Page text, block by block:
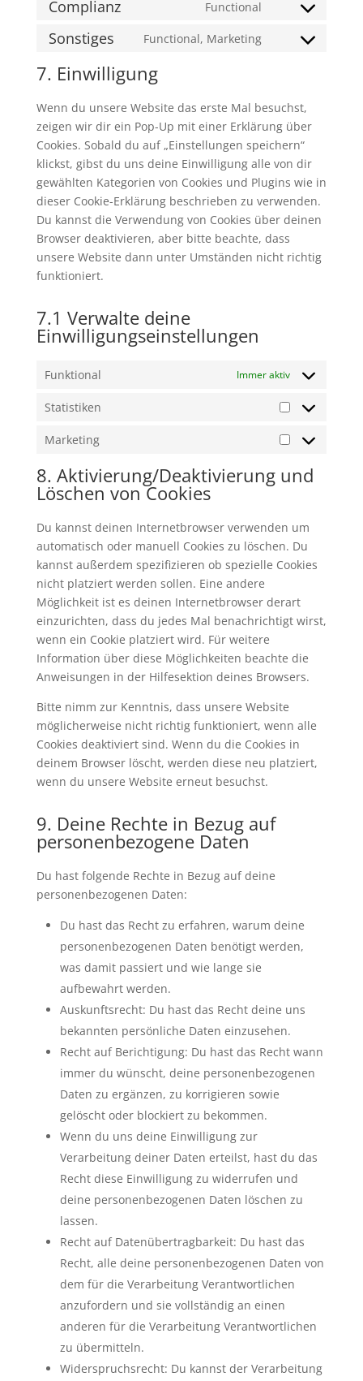
google-
youtube
Complianz Functional
Consent
Sonstiges Functional, Marketing
Consent
sonstiges
7. Einwilligung
Wenn du unsere Website das erste Mal besuchst,
zeigen wir dir ein Pop-Up mit einer Erklärung über
Cookies. Sobald du auf „Einstellungen speichern“
klickst, gibst du uns deine Einwilligung alle von dir
gewählten Kategorien von Cookies und Plugins wie in
dieser Cookie-Erklärung beschrieben zu verwenden.
Du kannst die Verwendung von Cookies über deinen
Browser deaktivieren, aber bitte beachte, dass
unsere Website dann unter Umständen nicht richtig
funktioniert.
7.1 Verwalte deine
Einwilligungseinstellungen
Funktional Immer aktiv
Statistiken
Statistiken
Marketing
Marketing
8. Aktivierung/Deaktivierung und
Löschen von Cookies
Du kannst deinen Internetbrowser verwenden um
automatisch oder manuell Cookies zu löschen. Du
kannst außerdem spezifizieren ob spezielle Cookies
nicht platziert werden sollen. Eine andere
Möglichkeit ist es deinen Internetbrowser derart
einzurichten, dass du jedes Mal benachrichtigt wirst,
wenn ein Cookie platziert wird. Für weitere
Information über diese Möglichkeiten beachte die
Anweisungen in der Hilfesektion deines Browsers.
Bitte nimm zur Kenntnis, dass unsere Website
möglicherweise nicht richtig funktioniert, wenn alle
Cookies deaktiviert sind. Wenn du die Cookies in
deinem Browser löscht, werden diese neu platziert,
wenn du unsere Website erneut besuchst.
9. Deine Rechte in Bezug auf
personenbezogene Daten
Du hast folgende Rechte in Bezug auf deine
personenbezogenen Daten:
Du hast das Recht zu erfahren, warum deine
personenbezogenen Daten benötigt werden,
was damit passiert und wie lange sie
aufbewahrt werden.
Auskunftsrecht: Du hast das Recht deine uns
bekannten persönliche Daten einzusehen.
Recht auf Berichtigung: Du hast das Recht wann
immer du wünscht, deine personenbezogenen
Daten zu ergänzen, zu korrigieren sowie
gelöscht oder blockiert zu bekommen.
Wenn du uns deine Einwilligung zur
Verarbeitung deiner Daten erteilst, hast du das
Recht diese Einwilligung zu widerrufen und
deine personenbezogenen Daten löschen zu
lassen.
Recht auf Datenübertragbarkeit: Du hast das
Recht, alle deine personenbezogenen Daten von
dem für die Verarbeitung Verantwortlichen
anzufordern und sie vollständig an einen
anderen für die Verarbeitung Verantwortlichen
zu übermitteln.
Widerspruchsrecht: Du kannst der Verarbeitung